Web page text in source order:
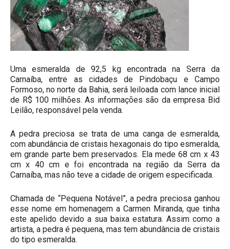
Uma esmeralda de 92,5 kg encontrada na Serra da
Carnaíba, entre as cidades de Pindobaçu e Campo
Formoso, no norte da Bahia, será leiloada com lance inicial
de R$ 100 milhões. As informações são da empresa Bid
Leilão, responsável pela venda.
A pedra preciosa se trata de uma canga de esmeralda,
com abundância de cristais hexagonais do tipo esmeralda,
em grande parte bem preservados. Ela mede 68 cm x 43
cm x 40 cm e foi encontrada na região da Serra da
Carnaíba, mas não teve a cidade de origem especificada.
Chamada de “Pequena Notável”, a pedra preciosa ganhou
esse nome em homenagem a Carmen Miranda, que tinha
este apelido devido a sua baixa estatura. Assim como a
artista, a pedra é pequena, mas tem abundância de cristais
do tipo esmeralda.